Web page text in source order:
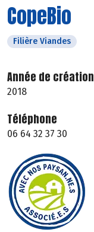
CopeBio
Filière Viandes
Année de création
2018
Téléphone
06 64 32 37 30